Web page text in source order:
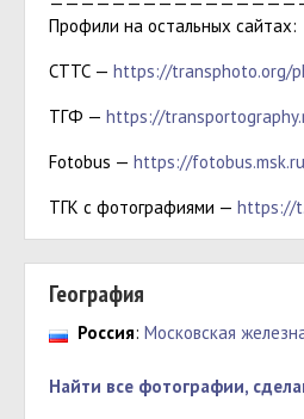
Профили на остальных сайтах:
СТТС — https://transphoto.org/
ТГФ — https://
Fotobus — https://
ТГК с фотографиями — https://
География
Россия: Московская
Найти все фотографии,